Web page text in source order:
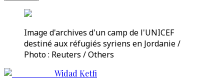
Image d'archives d'un camp de l'UNICEF
destiné aux réfugiés syriens en Jordanie /
Photo : Reuters / Others
Widad Ketfi